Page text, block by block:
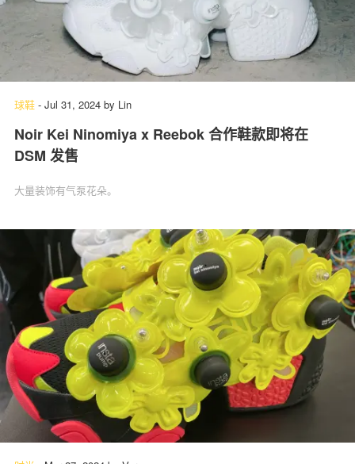
球鞋 - Jul 31, 2024 by Lin
Noir Kei Ninomiya x Reebok 合作鞋款即将在
DSM 发售
大量装饰有气泵花朵。